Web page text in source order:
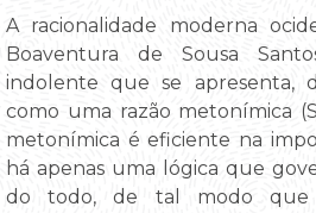
A racionalidade moderna
Boaventura de Sousa
indolente que se apresenta,
como uma razão metonímica
metonímica é eficiente na
há apenas uma lógica que
do todo, de tal modo